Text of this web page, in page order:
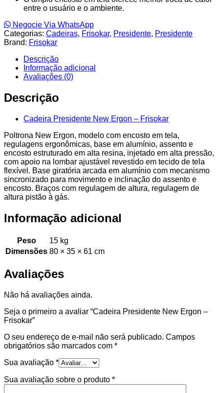
entre o usuário e o ambiente.
Negocie Via WhatsApp
Categorias: Cadeiras, Frisokar, Presidente, Presidente
Brand: Frisokar
Descrição
Informação adicional
Avaliações (0)
Descrição
Cadeira Presidente New Ergon – Frisokar
Poltrona New Ergon, modelo com encosto em tela,
regulagens ergonômicas, base em alumínio, assento e
encosto estruturado em alta resina, injetado em alta pressão,
com apoio na lombar ajustável revestido em tecido de tela
flexível. Base giratória arcada em alumínio com mecanismo
sincronizado para movimento e inclinação do assento e
encosto. Braços com regulagem de altura, regulagem de
altura pistão à gás.
Informação adicional
Peso
15 kg
Dimensões 80 × 35 × 61 cm
Avaliações
Não há avaliações ainda.
Seja o primeiro a avaliar “Cadeira Presidente New Ergon –
Frisokar”
O seu endereço de e-mail não será publicado. Campos
obrigatórios são marcados com *
Sua avaliação *
Sua avaliação sobre o produto *